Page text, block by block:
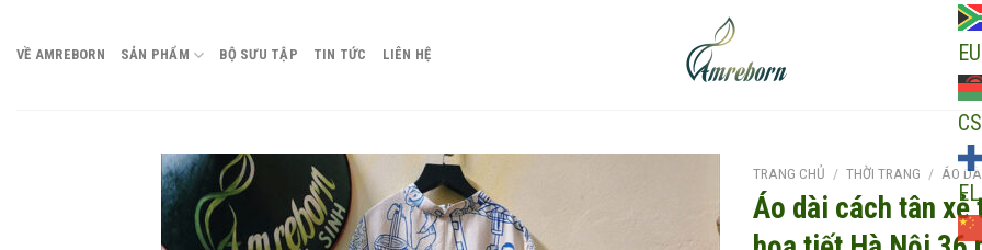
VỀ AMREBORN SẢN PHẨM BỘ SƯU TẬP TIN TỨC LIÊN HỆ
EU
CS
EL
TRANG CHỦ / THỜI TRANG / ÁO
Áo dài cách tân xẻ